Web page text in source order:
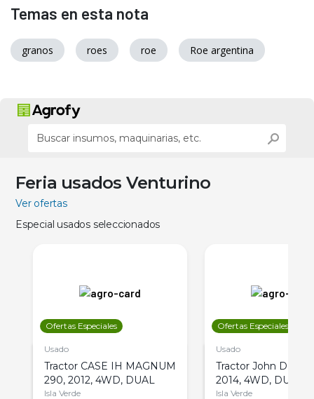
Temas en esta nota
granos roes roe Roe argentina
Feria usados Venturino
Ver ofertas
Especial usados seleccionados
Ofertas Especiales
Usado
Tractor CASE IH MAGNUM
290, 2012, 4WD, DUAL
Isla Verde
Ofertas Especiales
Usado
Tractor John Deere
2014, 4WD, DUAL
Isla Verde